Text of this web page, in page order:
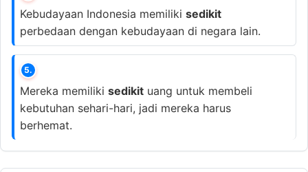
Kebudayaan Indonesia memiliki sedikit
perbedaan dengan kebudayaan di negara lain.
5.
Mereka memiliki sedikit uang untuk membeli
kebutuhan sehari-hari, jadi mereka harus
berhemat.